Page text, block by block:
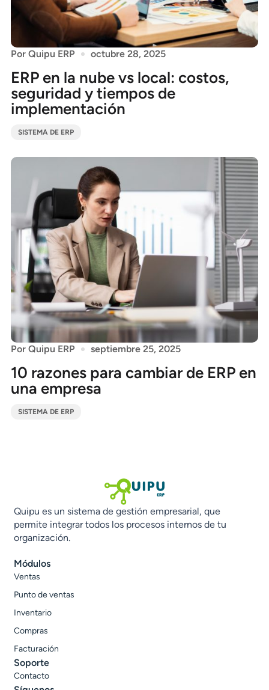
Por Quipu ERP octubre 28, 2025
ERP en la nube vs local: costos,
seguridad y tiempos de
implementación
SISTEMA DE ERP
Por Quipu ERP septiembre 25, 2025
10 razones para cambiar de ERP en
una empresa
SISTEMA DE ERP
Quipu es un sistema de gestión empresarial, que
permite integrar todos los procesos internos de tu
organización.
Módulos
Ventas
Punto de ventas
Inventario
Compras
Facturación
Soporte
Contacto